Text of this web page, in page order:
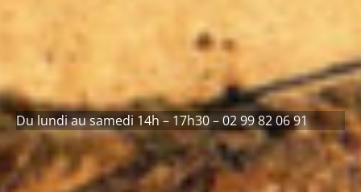
Du lundi au samedi 14h – 17h30 – 02 99 82 06 91